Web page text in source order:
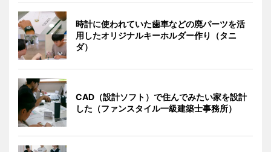
時計に使われていた歯車などの廃パーツを活
用したオリジナルキーホルダー作り（タニ
ダ）
CAD（設計ソフト）で住んでみたい家を設計
した（ファンスタイル一級建築士事務所）